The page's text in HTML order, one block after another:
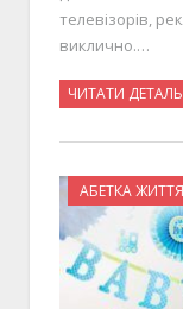
телевізорів,
виклично.…
ЧИТАТИ
АБЕТКА ЖИТТЯ